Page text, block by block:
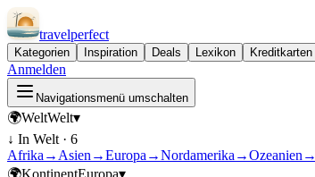
travelperfect
Kategorien Inspiration Deals Lexikon Kreditkarten
Anmelden
Navigationsmenü umschalten
🌍WeltWelt▾
↓ In Welt · 6
Afrika → Asien →Europa →Nordamerika →Ozeanien →
🌍KontinentEuropa▾